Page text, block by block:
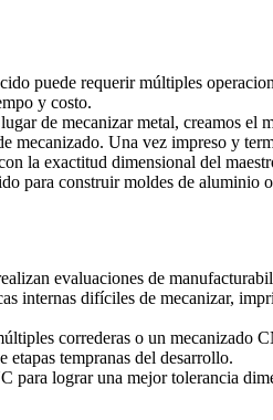
puede requerir múltiples
y costo.
de mecanizar metal, creamos el
mecanizado. Una vez impreso y
la exactitud dimensional del
para construir moldes de aluminio
evaluaciones de
internas difíciles de mecanizar,
correderas o un mecanizado
etapas tempranas del desarrollo.
para lograr una mejor tolerancia